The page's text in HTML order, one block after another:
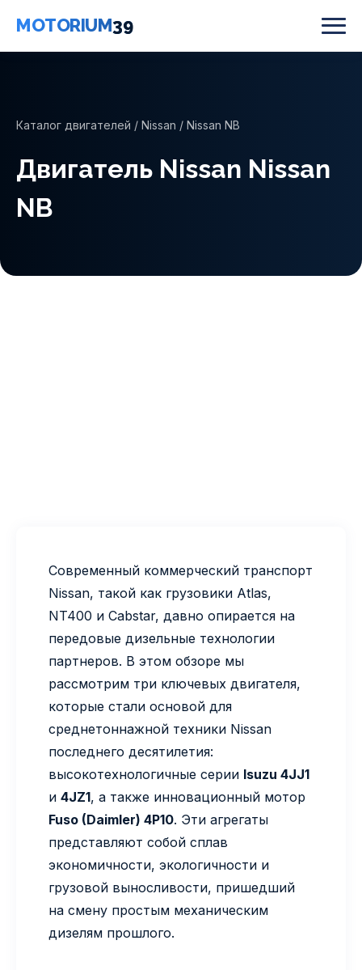
MOTORIUM39
Каталог двигателей / Nissan / Nissan NB
Двигатель Nissan Nissan
NB
Современный коммерческий транспорт
Nissan, такой как грузовики Atlas,
NT400 и Cabstar, давно опирается на
передовые дизельные технологии
партнеров. В этом обзоре мы
рассмотрим три ключевых двигателя,
которые стали основой для
среднетоннажной техники Nissan
последнего десятилетия:
высокотехнологичные серии Isuzu 4JJ1
и 4JZ1, а также инновационный мотор
Fuso (Daimler) 4P10. Эти агрегаты
представляют собой сплав
экономичности, экологичности и
грузовой выносливости, пришедший
на смену простым механическим
дизелям прошлого.